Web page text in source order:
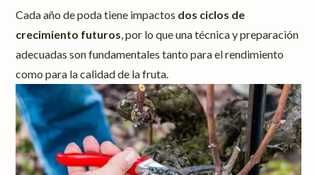
Cada año de poda tiene impactos dos ciclos de
crecimiento futuros, por lo que una técnica y preparación
adecuadas son fundamentales tanto para el rendimiento
como para la calidad de la fruta.